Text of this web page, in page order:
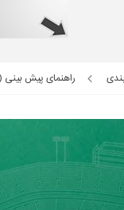
راهنمای پیش بینی